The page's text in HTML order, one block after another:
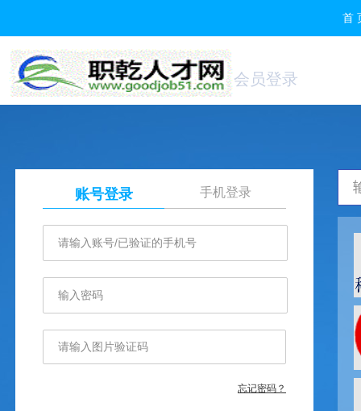
首
会员登录
账号登录 手机登录
忘记密码？